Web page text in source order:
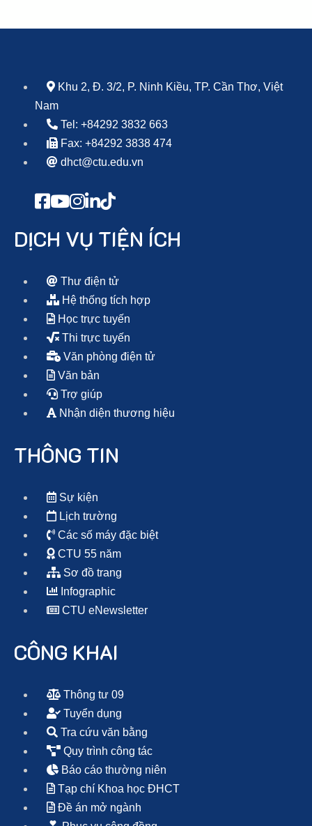
Khu 2, Đ. 3/2, P. Ninh Kiều, TP. Cần Thơ, Việt
Nam
Tel: +84292 3832 663
Fax: +84292 3838 474
dhct@ctu.edu.vn
DỊCH VỤ TIỆN ÍCH
Thư điện tử
Hệ thống tích hợp
Học trực tuyến
Thi trực tuyến
Văn phòng điện tử
Văn bản
Trợ giúp
Nhận diện thương hiệu
THÔNG TIN
Sự kiện
Lịch trường
Các số máy đặc biệt
CTU 55 năm
Sơ đồ trang
Infographic
CTU eNewsletter
CÔNG KHAI
Thông tư 09
Tuyển dụng
Tra cứu văn bằng
Quy trình công tác
Báo cáo thường niên
Tạp chí Khoa học ĐHCT
Đề án mở ngành